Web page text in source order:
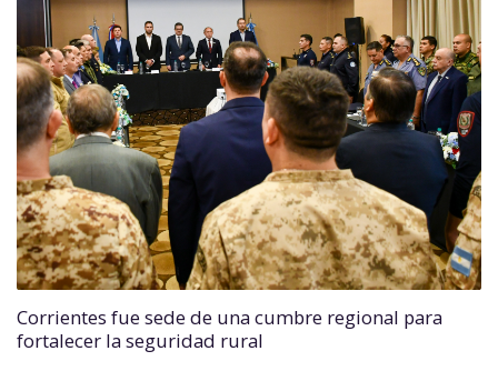
Corrientes fue sede de una cumbre regional para
fortalecer la seguridad rural